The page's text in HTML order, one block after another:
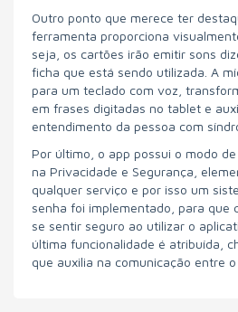
Outro ponto que merece ter
ferramenta proporciona
seja, os cartões irão emitir sons
ficha que está sendo utilizada. A
para um teclado com voz,
em frases digitadas no tablet e
entendimento da pessoa com
Por último, o app possui o modo
na Privacidade e Segurança,
qualquer serviço e por isso um
senha foi implementado, para que
se sentir seguro ao utilizar o
última funcionalidade é atribuída,
que auxilia na comunicação entre